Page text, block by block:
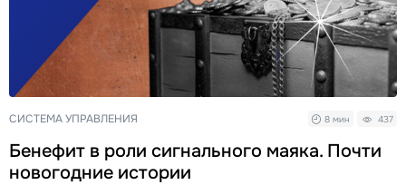
СИСТЕМА УПРАВЛЕНИЯ 8 мин 437
Бенефит в роли сигнального маяка. Почти
новогодние истории